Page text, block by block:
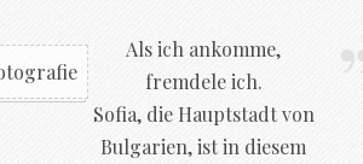
Als ich ankomme,
fremdele ich.
Sofia, die Hauptstadt von
Bulgarien, ist in diesem